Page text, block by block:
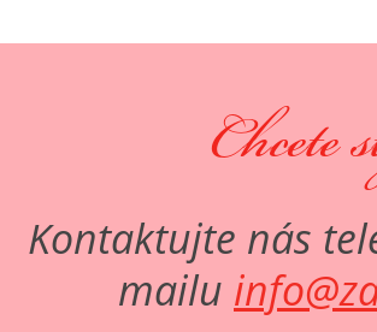
Chcete
Kontaktujte nás
mailu